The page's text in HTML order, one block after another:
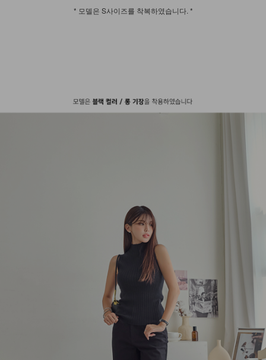
* 모델은 S사이즈를 착복하였습니다. *